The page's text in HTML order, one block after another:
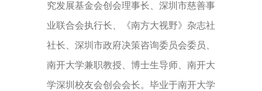
究发展基金会创会理事长、深圳市慈善事
业联合会执行长、《南方大视野》杂志社
社长、深圳市政府决策咨询委员会委员、
南开大学兼职教授、博士生导师、南开大
学深圳校友会创会会长。毕业于南开大学